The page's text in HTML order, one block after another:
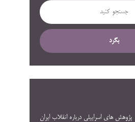
بگرد
پژوهش های اسراییلی درباره انقلاب ایران